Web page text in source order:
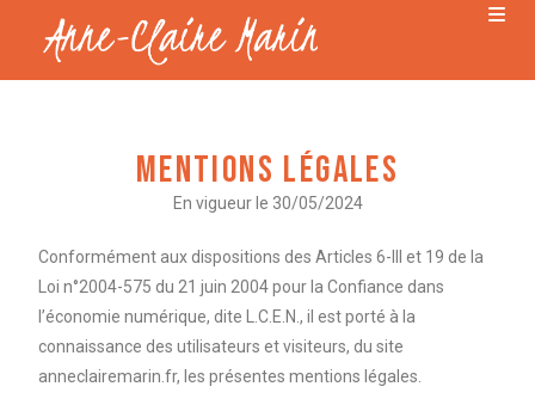
MENTIONS LÉGALES
En vigueur le 30/05/2024
Conformément aux dispositions des Articles 6-III et 19 de la
Loi n°2004-575 du 21 juin 2004 pour la Confiance dans
l’économie numérique, dite L.C.E.N., il est porté à la
connaissance des utilisateurs et visiteurs, du site
anneclairemarin.fr, les présentes mentions légales.